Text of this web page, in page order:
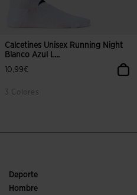
Calcetines Unisex Running Night
Blanco Azul L...
10,99€
3 Colores
Deporte
Running
Hombre